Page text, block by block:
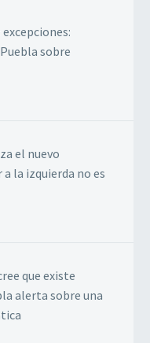
sobre
el nuevo
la izquierda no es
que existe
alerta sobre una